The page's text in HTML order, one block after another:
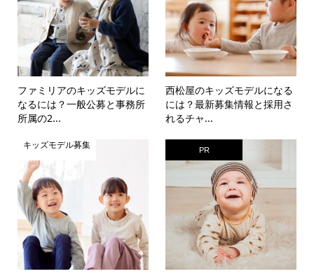
ファミリアのキッズモデルに
なるには？一般公募と事務所
所属の2...
西松屋のキッズモデルになる
には？最新募集情報と採用さ
れるチャ...
キッズモデル募集 PR